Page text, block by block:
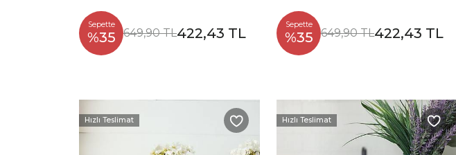
Sepette
%35 649,90 TL422,43 TL
Sepette
%35 649,90 TL422,43 TL
Hızlı Teslimat Hızlı Teslimat